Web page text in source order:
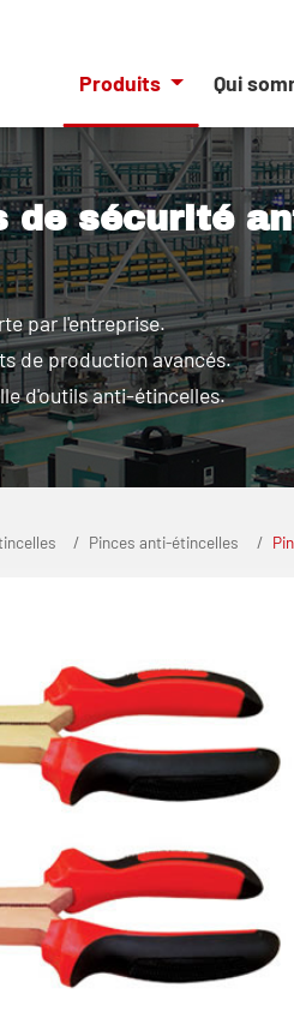
Produits Qui
de sécurité
par l'entreprise.
de production avancés.
d'outils anti-étincelles.
Pinces anti-étincelles